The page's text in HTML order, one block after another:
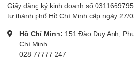
Giấy đăng ký kinh doanh số
tư thành phố Hồ Chí Minh cấp ngày 27/
Hồ Chí Minh: 151 Đào Duy Anh,
Chí Minh
028 77777 247